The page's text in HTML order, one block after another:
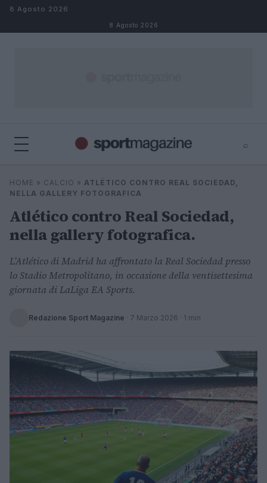
Salta al contenuto
8 Agosto 2026
8 Agosto 2026
⌕
Cerca
⌕
HOME » CALCIO » ATLÉTICO CONTRO REAL SOCIEDAD,
NELLA GALLERY FOTOGRAFICA
Atlético contro Real Sociedad,
nella gallery fotografica.
L’Atlético di Madrid ha affrontato la Real Sociedad presso
lo Stadio Metropolitano, in occasione della ventisettesima
giornata di LaLiga EA Sports.
Redazione Sport Magazine · 7 Marzo 2026 · 1 min